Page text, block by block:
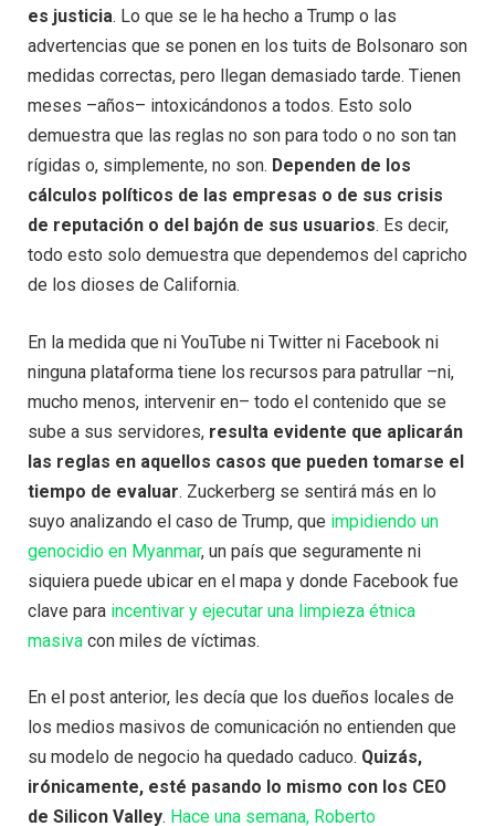
es justicia. Lo que se le ha hecho a Trump o las
advertencias que se ponen en los tuits de Bolsonaro son
medidas correctas, pero llegan demasiado tarde. Tienen
meses –años– intoxicándonos a todos. Esto solo
demuestra que las reglas no son para todo o no son tan
rígidas o, simplemente, no son. Dependen de los
cálculos políticos de las empresas o de sus crisis
de reputación o del bajón de sus usuarios. Es decir,
todo esto solo demuestra que dependemos del capricho
de los dioses de California.
En la medida que ni YouTube ni Twitter ni Facebook ni
ninguna plataforma tiene los recursos para patrullar –ni,
mucho menos, intervenir en– todo el contenido que se
sube a sus servidores, resulta evidente que aplicarán
las reglas en aquellos casos que pueden tomarse el
tiempo de evaluar. Zuckerberg se sentirá más en lo
suyo analizando el caso de Trump, que impidiendo un
genocidio en Myanmar, un país que seguramente ni
siquiera puede ubicar en el mapa y donde Facebook fue
clave para incentivar y ejecutar una limpieza étnica
masiva con miles de víctimas.
En el post anterior, les decía que los dueños locales de
los medios masivos de comunicación no entienden que
su modelo de negocio ha quedado caduco. Quizás,
irónicamente, esté pasando lo mismo con los CEO
de Silicon Valley. Hace una semana, Roberto